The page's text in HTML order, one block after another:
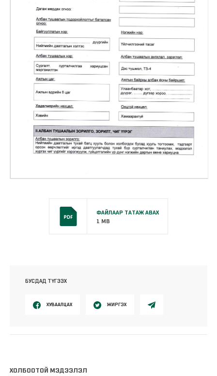
ФАЙЛААР ТАТАЖ АВАХ
1 MB
БУСДАД ТҮГЭЭХ
ХУВААЛЦАХ ЖИРГЭХ
ХОЛБООТОЙ МЭДЭЭЛЭЛ